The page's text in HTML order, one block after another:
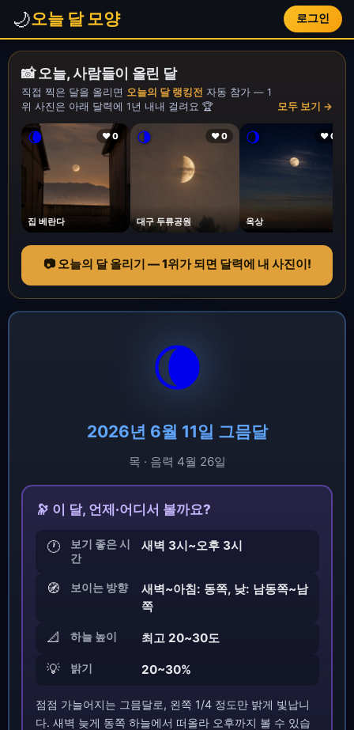
🌙오늘 달 모양 로그인
📸 오늘, 사람들이 올린 달
직접 찍은 달을 올리면 오늘의 달 랭킹전 자동 참가 — 1
위 사진은 아래 달력에 1년 내내 걸려요 🏆
모두 보기 →
🌘 ❤ 0
집 베란다
🌗 ❤ 0
대구 두류공원
🌖 ❤ 0
옥상
📷 오늘의 달 올리기 — 1위가 되면 달력에 내 사진이!
🌘
2026년 6월 11일 그믐달
목 · 음력 4월 26일
🔭 이 달, 언제·어디서 볼까요?
🕐
보기 좋은 시
간
새벽 3시~오후 3시
🧭 보이는 방향
새벽~아침: 동쪽, 낮: 남동쪽~남
쪽
📐 하늘 높이 최고 20~30도
💡 밝기 20~30%
점점 가늘어지는 그믐달로, 왼쪽 1/4 정도만 밝게 빛납니
다. 새벽 늦게 동쪽 하늘에서 떠올라 오후까지 볼 수 있습